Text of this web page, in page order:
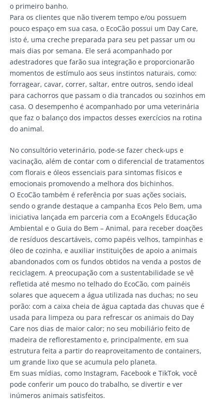
o primeiro banho.
Para os clientes que não tiverem tempo e/ou possuem
pouco espaço em sua casa, o EcoCão possui um Day Care,
isto é, uma creche preparada para seu pet passar um ou
mais dias por semana. Ele será acompanhado por
adestradores que farão sua integração e proporcionarão
momentos de estímulo aos seus instintos naturais, como:
forragear, cavar, correr, saltar, entre outros, sendo ideal
para cachorros que passam o dia trancados ou sozinhos em
casa. O desempenho é acompanhado por uma veterinária
que faz o balanço dos impactos desses exercícios na rotina
do animal.
No consultório veterinário, pode-se fazer check-ups e
vacinação, além de contar com o diferencial de tratamentos
com florais e óleos essenciais para sintomas físicos e
emocionais promovendo a melhora dos bichinhos.
O EcoCão também é referência por suas ações sociais,
sendo o grande destaque a campanha Ecos Pelo Bem, uma
iniciativa lançada em parceria com a EcoAngels Educação
Ambiental e o Guia do Bem – Animal, para receber doações
de resíduos descartáveis, como papéis velhos, tampinhas e
óleo de cozinha, e auxiliar instituições de apoio a animais
abandonados com os fundos obtidos na venda a postos de
reciclagem. A preocupação com a sustentabilidade se vê
refletida até mesmo no telhado do EcoCão, com painéis
solares que aquecem a água utilizada nas duchas; no seu
porão: com a caixa cheia de água captada das chuvas que é
usada para limpeza ou para refrescar os animais do Day
Care nos dias de maior calor; no seu mobiliário feito de
madeira de reflorestamento e, principalmente, em sua
estrutura feita a partir do reaproveitamento de containers,
um grande lixo que se acumula pelo planeta.
Em suas mídias, como Instagram, Facebook e TikTok, você
pode conferir um pouco do trabalho, se divertir e ver
inúmeros animais satisfeitos.